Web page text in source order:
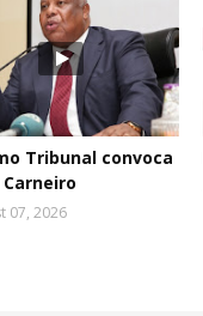
Tribunal convoca
07, 2026